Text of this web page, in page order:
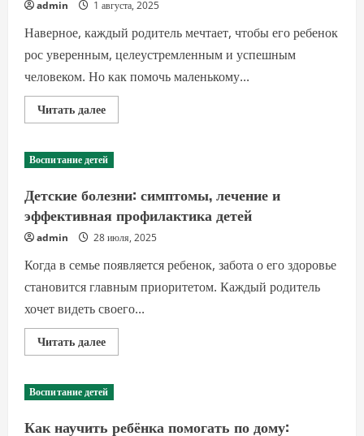
admin 1 августа, 2025
Наверное, каждый родитель мечтает, чтобы его ребенок
рос уверенным, целеустремленным и успешным
человеком. Но как помочь маленькому...
Читать далееПрочитать
больше
научить
ребенка
и
успешно
их
достигать
—
для
Воспитание детей
Детские болезни: симптомы, лечение и
эффективная профилактика детей
admin 28 июля, 2025
Когда в семье появляется ребенок, забота о его здоровье
становится главным приоритетом. Каждый родитель
хочет видеть своего...
Читать далееПрочитать
больше
болезни:
симптомы,
эффективная
Воспитание детей
Как научить ребёнка помогать по дому: